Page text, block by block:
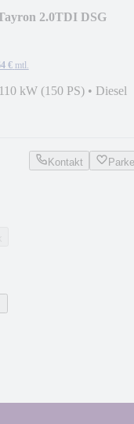
2.0TDI DSG
€ mtl.
110 kW (150 PS) • Diesel
Kontakt